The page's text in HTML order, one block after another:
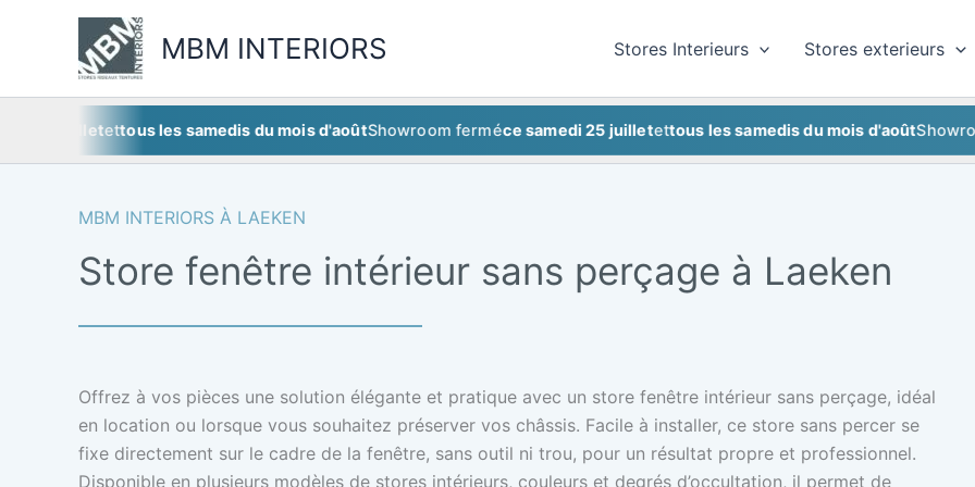
MBM INTERIORS Stores Interieurs Stores exterieurs
tous les samedis du mois d'aoûtShowroom fermé ce samedi 25 juilletettous les samedis du mois d'août Showroom
MBM INTERIORS À LAEKEN
Store fenêtre intérieur sans perçage à Laeken
Offrez à vos pièces une solution élégante et pratique avec un store fenêtre intérieur sans perçage, idéal
en location ou lorsque vous souhaitez préserver vos châssis. Facile à installer, ce store sans percer se
fixe directement sur le cadre de la fenêtre, sans outil ni trou, pour un résultat propre et professionnel.
Disponible en plusieurs modèles de stores intérieurs, couleurs et degrés d’occultation, il permet de